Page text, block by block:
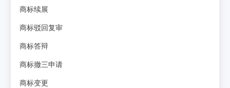
商标续展
商标驳回复审
商标答辩
商标撤三申请
商标变更